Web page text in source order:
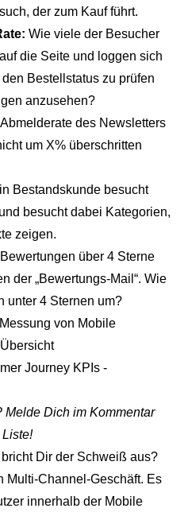
der zum Kauf führt.
Wie viele der Besucher
die Seite und loggen sich
Bestellstatus zu prüfen
anzusehen?
Abmelderate des Newsletters
um X% überschritten
Bestandskunde besucht
besucht dabei Kategorien,
zeigen.
über 4 Sterne
der „Bewertungs-Mail“. Wie
unter 4 Sternen um?
von Mobile
Melde Dich im Kommentar
Dir der Schweiß aus?
Multi-Channel-Geschäft. Es
innerhalb der Mobile